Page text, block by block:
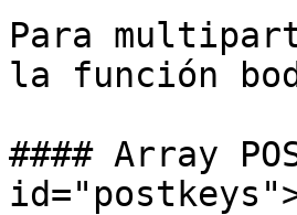
Para
la función
#### Array